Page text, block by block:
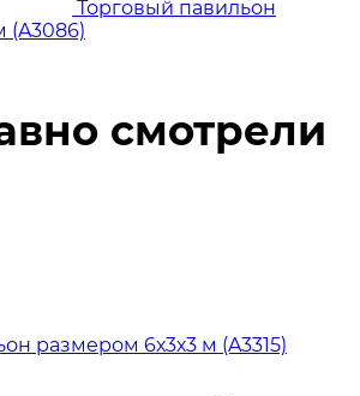
Торговый павильон
(A3086)
смотрели
размером 6х3х3 м (A3315)